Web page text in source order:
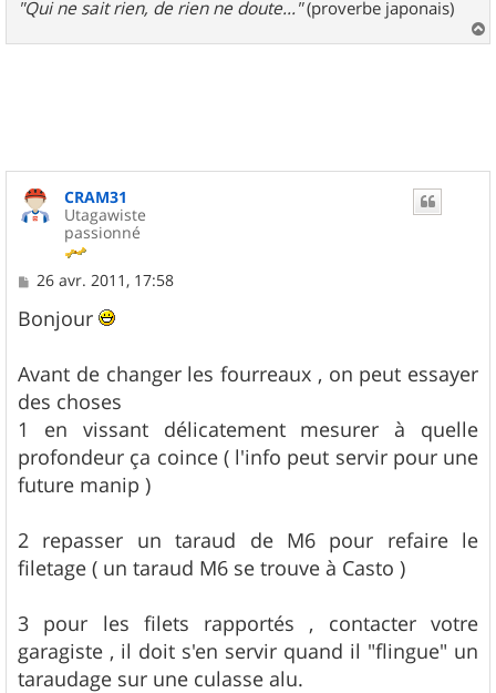
"Qui ne sait rien, de rien ne doute..."(proverbe japonais)
a
CRAM31
Utagawiste
passionné
M
s
s
g
e
26 avr. 2011, 17:58
Bonjour
Avant de changer les fourreaux , on peut essayer
des choses
1 en vissant délicatement mesurer à quelle
profondeur ça coince ( l'info peut servir pour une
future manip )
2 repasser un taraud de M6 pour refaire le
filetage ( un taraud M6 se trouve à Casto )
3 pour les filets rapportés , contacter votre
garagiste , il doit s'en servir quand il "flingue" un
taraudage sur une culasse alu.